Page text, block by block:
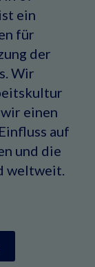
ein
für
der
Wir
einen
auf
und die
weltweit.